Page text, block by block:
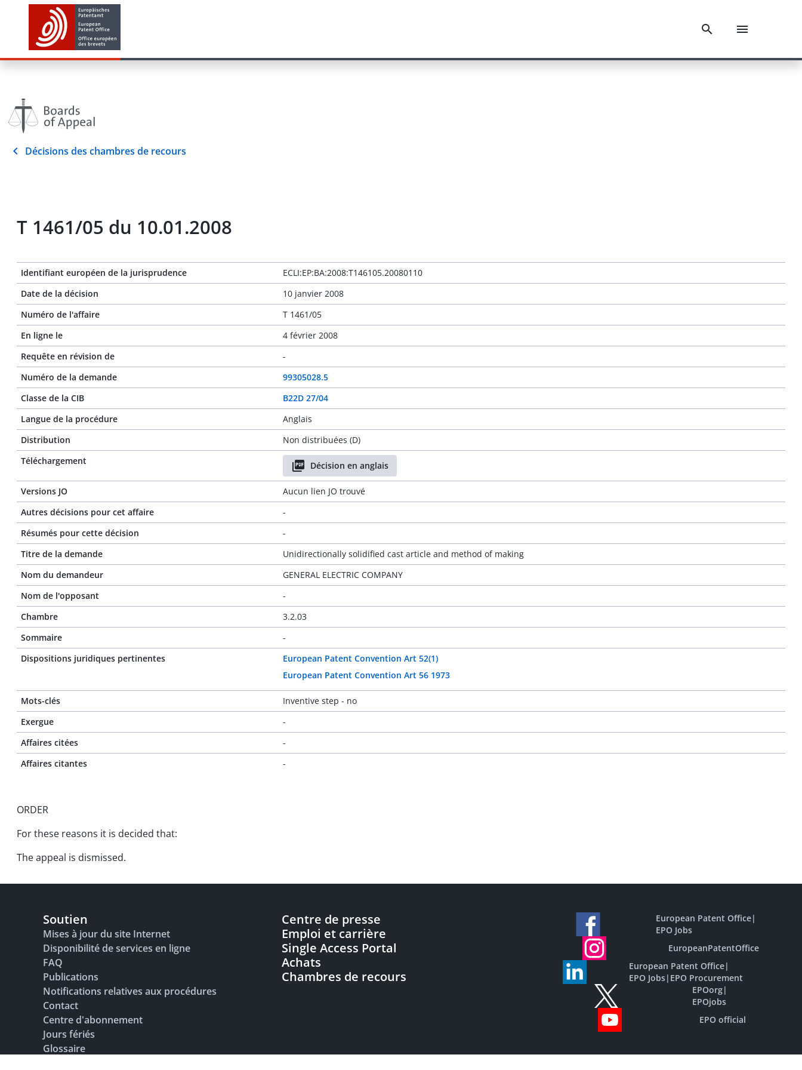
Décisions des chambres de recours
T 1461/05 du 10.01.2008
Identifiant européen de la jurisprudence
ECLI:EP:BA:2008:T146105.20080110
Date de la décision
10 janvier 2008
Numéro de l'affaire
T 1461/05
En ligne le
4 février 2008
Requête en révision de
-
Numéro de la demande
99305028.5
Classe de la CIB
B22D 27/04
Langue de la procédure
Anglais
Distribution
Non distribuées (D)
Téléchargement
Décision en anglais
Versions JO
Aucun lien JO trouvé
Autres décisions pour cet affaire
-
Résumés pour cette décision
-
Titre de la demande
Unidirectionally solidified cast article and method of making
Nom du demandeur
GENERAL ELECTRIC COMPANY
Nom de l'opposant
-
Chambre
3.2.03
Sommaire
-
Dispositions juridiques pertinentes
European Patent Convention Art 52(1)
European Patent Convention Art 56 1973
Mots-clés
Inventive step - no
Exergue
-
Affaires citées
-
Affaires citantes
-
ORDER
For these reasons it is decided that:
The appeal is dismissed.
Soutien
Mises à jour du site Internet
Disponibilité de services en ligne
FAQ
Publications
Notifications relatives aux procédures
Contact
Centre d'abonnement
Jours fériés
Glossaire
Centre de presse
Emploi et carrière
Single Access Portal
Achats
Chambres de recours
European Patent Office|
EPO Jobs
EuropeanPatentOffice
European Patent Office|
EPO Jobs| EPO Procurement
EPOorg|
EPOjobs
EPO official